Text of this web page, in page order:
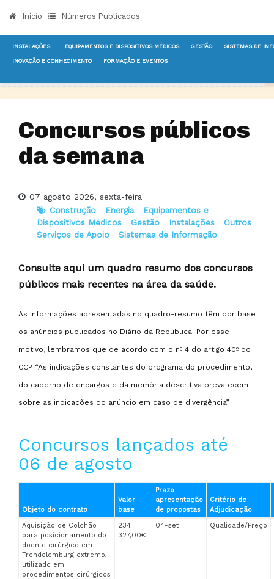
Início Números Publicados
INSTALAÇÕES EQUIPAMENTOS E DISPOSITIVOS MÉDICOS GESTÃO SISTEMAS DE
INOVAÇÃO E CONHECIMENTO FORMAÇÃO E EVENTOS
Concursos públicos
da semana
07 agosto 2026, sexta-feira
Construção
Energia
Equipamentos e
Dispositivos Médicos
Gestão Instalações
Outros
Serviços de Apoio
Sistemas de Informação
Consulte aqui um quadro resumo dos concursos
públicos mais recentes na área da saúde.
As informações apresentadas no quadro-resumo têm por base
os anúncios publicados no Diário da República. Por esse
motivo, lembramos que de acordo com o nº 4 do artigo 40º do
CCP “As indicações constantes do programa do procedimento,
do caderno de encargos e da memória descritiva prevalecem
sobre as indicações do anúncio em caso de divergência”.
Concursos lançados até
06 de agosto
Objeto do contrato
Valor
base
Prazo
apresentação
de propostas
Critério de
Adjudicação
Aquisição de Colchão
para posicionamento do
doente cirúrgico em
Trendelemburg extremo,
utilizado em
procedimentos cirúrgicos
234
327,00€
04-set Qualidade/Preço